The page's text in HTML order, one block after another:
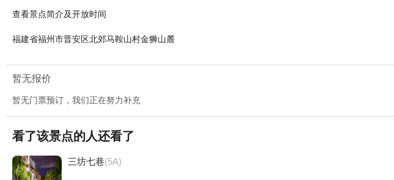
查看景点简介及开放时间
福建省福州市晋安区北郊马鞍山村金狮山麓
暂无报价
暂无门票预订，我们正在努力补充
看了该景点的人还看了
三坊七巷(5A)